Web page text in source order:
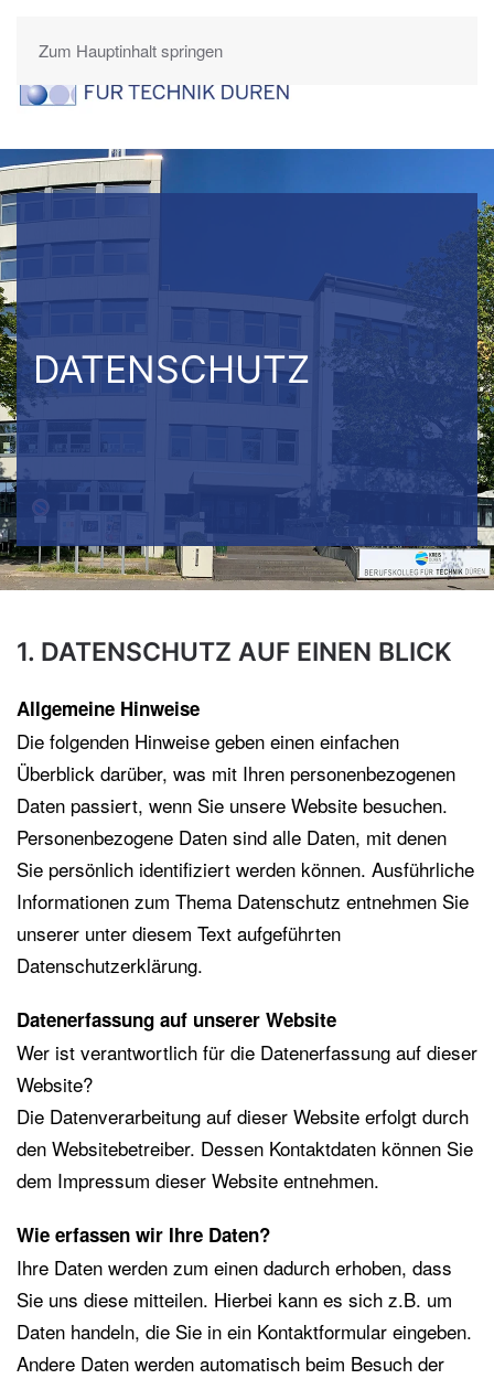
Zum Hauptinhalt springen
DATENSCHUTZ
1. DATENSCHUTZ AUF EINEN BLICK
Allgemeine Hinweise
Die folgenden Hinweise geben einen einfachen
Überblick darüber, was mit Ihren personenbezogenen
Daten passiert, wenn Sie unsere Website besuchen.
Personenbezogene Daten sind alle Daten, mit denen
Sie persönlich identifiziert werden können. Ausführliche
Informationen zum Thema Datenschutz entnehmen Sie
unserer unter diesem Text aufgeführten
Datenschutzerklärung.
Datenerfassung auf unserer Website
Wer ist verantwortlich für die Datenerfassung auf dieser
Website?
Die Datenverarbeitung auf dieser Website erfolgt durch
den Websitebetreiber. Dessen Kontaktdaten können Sie
dem Impressum dieser Website entnehmen.
Wie erfassen wir Ihre Daten?
Ihre Daten werden zum einen dadurch erhoben, dass
Sie uns diese mitteilen. Hierbei kann es sich z.B. um
Daten handeln, die Sie in ein Kontaktformular eingeben.
Andere Daten werden automatisch beim Besuch der